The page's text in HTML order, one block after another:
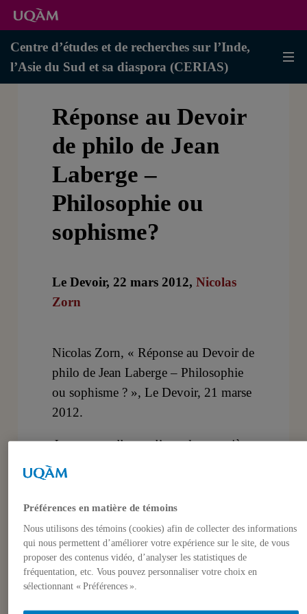
Centre d’études et de recherches sur l’Inde,
l’Asie du Sud et sa diaspora (CERIAS)
Réponse au Devoir
de philo de Jean
Laberge –
Philosophie ou
sophisme?
Le Devoir, 22 mars 2012,Nicolas
Zorn
Nicolas Zorn, « Réponse au Devoir de
philo de Jean Laberge – Philosophie
ou sophisme ? », Le Devoir, 21 marse
2012.
Je me rappelle que l’une des premières
philosophes et les sophistes; si les
premiers tentent d’atteindre la vérité
par la pensée, les débats et
l’honnêteté, les seconds considéraient
que seule la persuasion du public
Préférences en matière de témoins
Nous utilisons des témoins (cookies) afin de collecter des informations
qui nous permettent d’améliorer votre expérience sur le site, de vous
proposer des contenus vidéo, d’analyser les statistiques de
fréquentation, etc. Vous pouvez personnaliser votre choix en
sélectionnant « Préférences ».